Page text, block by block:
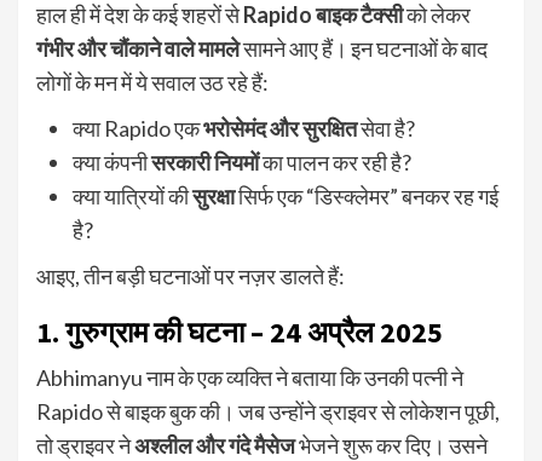
हाल ही में देश के कई शहरों सेRapido बाइक टैक्सीको लेकर
गंभीर और चौंकाने वाले मामलेसामने आए हैं। इन घटनाओं के बाद
लोगों के मन में ये सवाल उठ रहे हैं:
क्या Rapido एकभरोसेमंद और सुरक्षितसेवा है?
क्या कंपनीसरकारी नियमोंका पालन कर रही है?
क्या यात्रियों कीसुरक्षासिर्फ एक “डिस्क्लेमर” बनकर रह गई
है?
आइए, तीन बड़ी घटनाओं पर नज़र डालते हैं:
1. गुरुग्राम की घटना – 24 अप्रैल 2025
Abhimanyu नाम के एक व्यक्ति ने बताया कि उनकी पत्नी ने
Rapido से बाइक बुक की। जब उन्होंने ड्राइवर से लोकेशन पूछी,
तो ड्राइवर नेअश्लील और गंदे मैसेजभेजने शुरू कर दिए। उसने